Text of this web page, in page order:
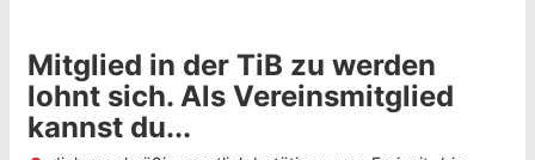
Mitglied in der TiB zu werden
lohnt sich. Als Vereinsmitglied
kannst du...